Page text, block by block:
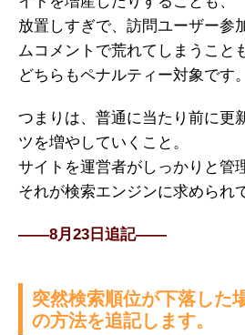
放置しすぎで、訪問ユーザー参
ムコメントで荒れてしまうこと
どちらもペナルティー対象です。
つまりは、普通に当たり前に更
ツを増やしていくこと。
サイトを運営者がしっかりと管
それが検索エンジンに求められ
——8月23日追記——
突然検索順位が下落した
の方法を追記します。